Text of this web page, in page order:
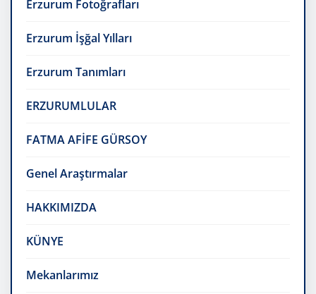
Erzurum Fotoğrafları
Erzurum İşğal Yılları
Erzurum Tanımları
ERZURUMLULAR
FATMA AFİFE GÜRSOY
Genel Araştırmalar
HAKKIMIZDA
KÜNYE
Mekanlarımız